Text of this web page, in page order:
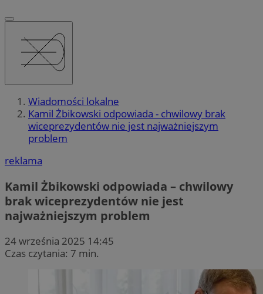
Wiadomości lokalne
Kamil Żbikowski odpowiada - chwilowy brak
wiceprezydentów nie jest najważniejszym
problem
reklama
Kamil Żbikowski odpowiada – chwilowy
brak wiceprezydentów nie jest
najważniejszym problem
24 września 2025 14:45
Czas czytania: 7 min.